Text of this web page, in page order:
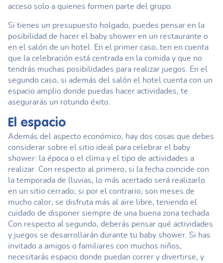
acceso solo a quienes formen parte del grupo.
Si tienes un presupuesto holgado, puedes pensar en la
posibilidad de hacer el baby shower en un restaurante o
en el salón de un hotel. En el primer caso, ten en cuenta
que la celebración está centrada en la comida y que no
tendrás muchas posibilidades para realizar juegos. En el
segundo caso, si además del salón el hotel cuenta con un
espacio amplio donde puedas hacer actividades, te
asegurarás un rotundo éxito.
El espacio
Además del aspecto económico, hay dos cosas que debes
considerar sobre el sitio ideal para celebrar el baby
shower: la época o el clima y el tipo de actividades a
realizar. Con respecto al primero, si la fecha coincide con
la temporada de lluvias, lo más acertado será realizarlo
en un sitio cerrado; si por el contrario, son meses de
mucho calor, se disfruta más al aire libre, teniendo el
cuidado de disponer siempre de una buena zona techada.
Con respecto al segundo, deberás pensar qué actividades
y juegos se desarrollarán durante tu baby shower. Si has
invitado a amigos o familiares con muchos niños,
necesitarás espacio donde puedan correr y divertirse, y